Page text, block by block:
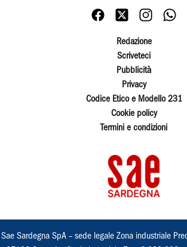
Redazione
Scriveteci
Pubblicità
Privacy
Codice Etico e Modello 231
Cookie policy
Termini e condizioni
Sae Sardegna SpA – sede legale Zona industriale